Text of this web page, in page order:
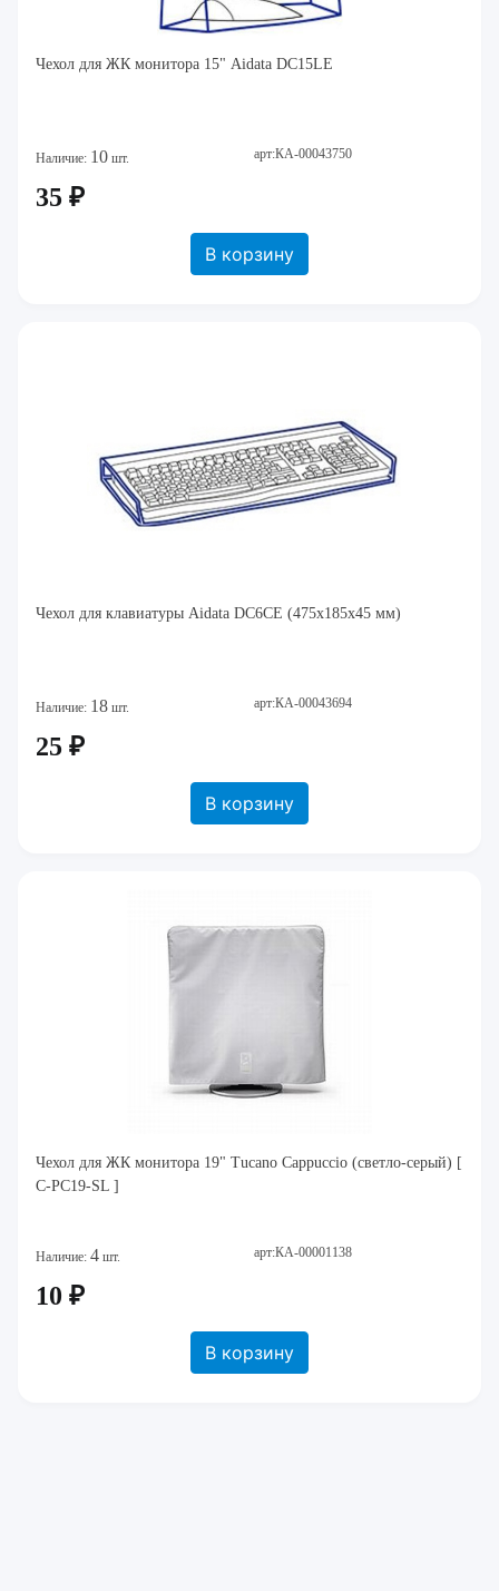
Чехол для ЖК монитора 15" Aidata DC15LE
Наличие: 10 шт. арт:КА-00043750
35 ₽
В корзину
Чехол для клавиатуры Aidata DC6CE (475х185х45 мм)
Наличие: 18 шт. арт:КА-00043694
25 ₽
В корзину
Чехол для ЖК монитора 19" Tucano Cappuccio (светло-серый) [
C-PC19-SL ]
Наличие: 4 шт. арт:КА-00001138
10 ₽
В корзину